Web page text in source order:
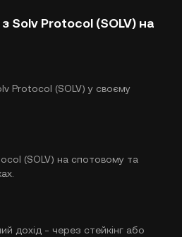
Solv Protocol (SOLV) на
Protocol (SOLV) у своєму
(SOLV) на спотовому та
дохід - через стейкінг або